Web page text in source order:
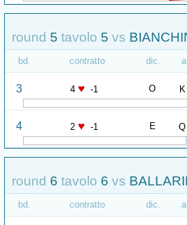
round 5 tavolo 5 vs
bd. contratto dic.
3 4 ♥ -1 O K
4 2 ♥ -1 E Q
round 6 tavolo 6 vs
bd. contratto dic.